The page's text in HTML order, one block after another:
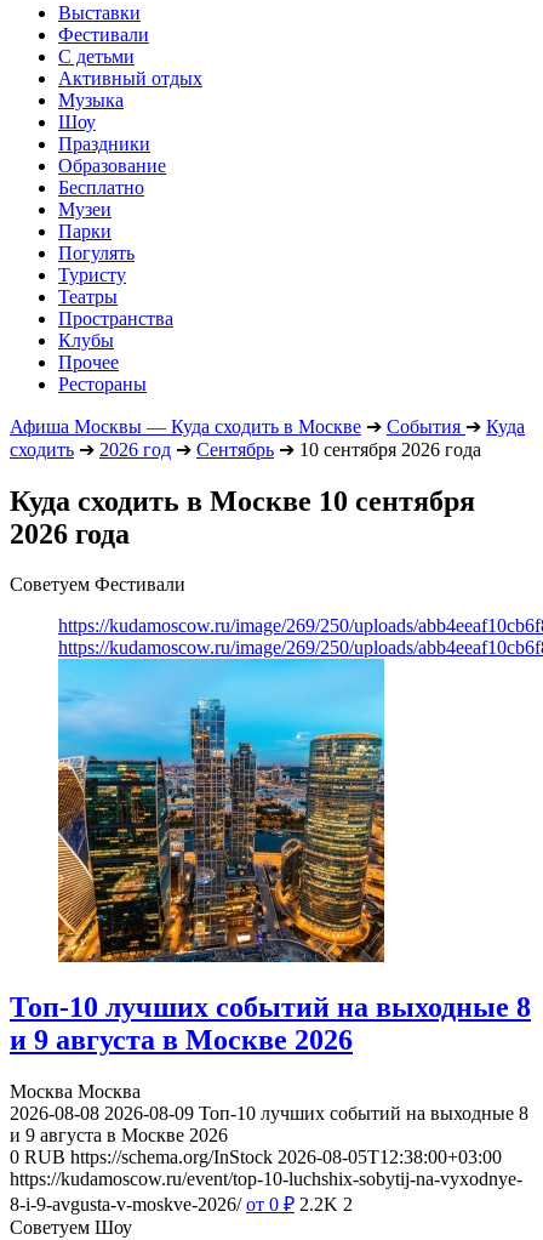
Выставки
Фестивали
С детьми
Активный отдых
Музыка
Шоу
Праздники
Образование
Бесплатно
Музеи
Парки
Погулять
Туристу
Театры
Пространства
Клубы
Прочее
Рестораны
Афиша Москвы — Куда сходить в Москве ➔ События ➔ Куда
сходить ➔ 2026 год ➔ Сентябрь ➔ 10 сентября 2026 года
Куда сходить в Москве 10 сентября
2026 года
Советуем Фестивали
https://kudamoscow.ru/image/269/250/uploads/
https://kudamoscow.ru/image/269/250/uploads/
Топ-10 лучших событий на выходные 8
и 9 августа в Москве 2026
Москва Москва
2026-08-08 2026-08-09 Топ-10 лучших событий на выходные 8
и 9 августа в Москве 2026
0 RUB https://schema.org/InStock 2026-08-05T12:38:00+03:00
https://kudamoscow.ru/event/top-10-luchshix-sobytij-na-vyxodnye-
8-i-9-avgusta-v-moskve-2026/ от 0 ₽ 2.2K 2
Советуем Шоу